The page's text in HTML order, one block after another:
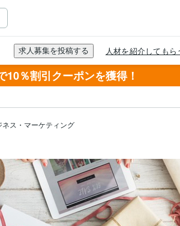
10％割引クーポンを獲得！
ネス・マーケティング